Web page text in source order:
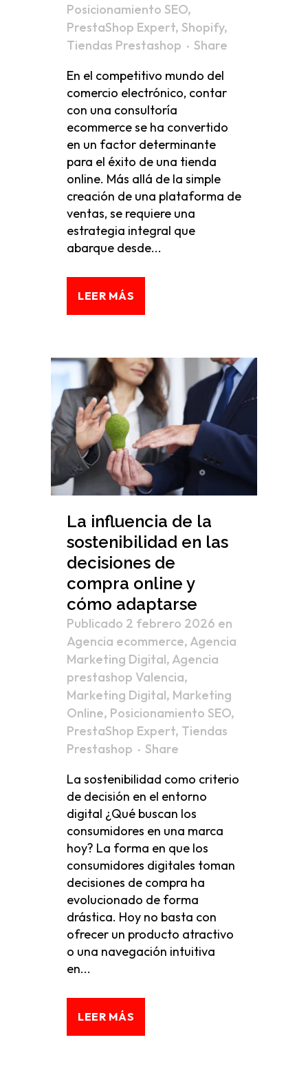
Posicionamiento SEO,
PrestaShop Expert, Shopify,
Tiendas Prestashop
Share
En el competitivo mundo del
comercio electrónico, contar
con una consultoría
ecommerce se ha convertido
en un factor determinante
para el éxito de una tienda
online. Más allá de la simple
creación de una plataforma de
ventas, se requiere una
estrategia integral que
abarque desde...
LEER MÁS
La influencia de la
sostenibilidad en las
decisiones de
compra online y
cómo adaptarse
Publicado 2 febrero 2026 en
Agencia ecommerce, Agencia
Marketing Digital, Agencia
prestashop Valencia,
Marketing Digital, Marketing
Online, Posicionamiento SEO,
PrestaShop Expert, Tiendas
Prestashop
Share
La sostenibilidad como criterio
de decisión en el entorno
digital ¿Qué buscan los
consumidores en una marca
hoy? La forma en que los
consumidores digitales toman
decisiones de compra ha
evolucionado de forma
drástica. Hoy no basta con
ofrecer un producto atractivo
o una navegación intuitiva
en...
LEER MÁS